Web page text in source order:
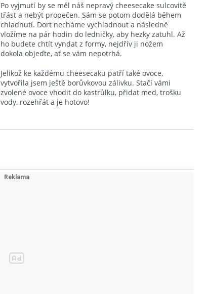
Po vyjmutí by se měl náš nepravý cheesecake sulcovitě
třást a nebýt propečen. Sám se potom dodělá během
chladnutí. Dort necháme vychladnout a následně
vložíme na pár hodin do ledničky, aby hezky zatuhl. Až
ho budete chtít vyndat z formy, nejdřív ji nožem
dokola objeďte, ať se vám nepotrhá.
Jelikož ke každému cheesecaku patří také ovoce,
vytvořila jsem ještě borůvkovou zálivku. Stačí vámi
zvolené ovoce vhodit do kastrůlku, přidat med, trošku
vody, rozehřát a je hotovo!